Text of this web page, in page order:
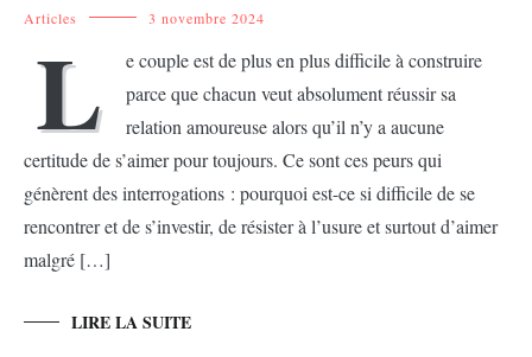
Articles 3 novembre 2024
L
e couple est de plus en plus difficile à construire
parce que chacun veut absolument réussir sa
relation amoureuse alors qu’il n’y a aucune
certitude de s’aimer pour toujours. Ce sont ces peurs qui
génèrent des interrogations : pourquoi est-ce si difficile de se
rencontrer et de s’investir, de résister à l’usure et surtout d’aimer
malgré […]
LIRE LA SUITE